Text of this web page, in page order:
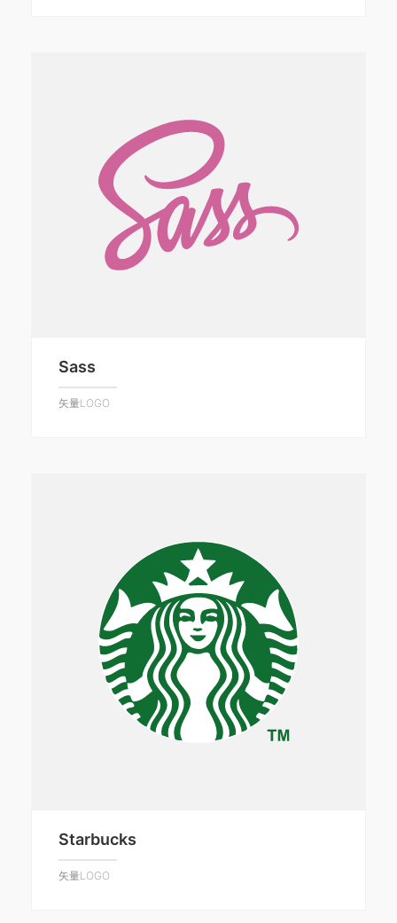
Sass
矢量LOGO
Starbucks
矢量LOGO